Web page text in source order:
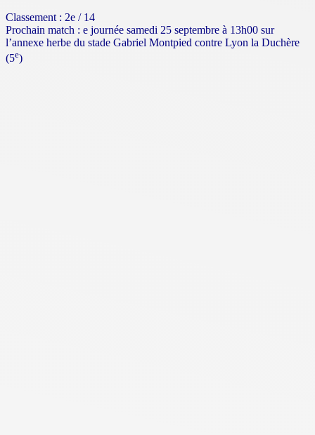
Classement : 2e / 14
Prochain match : e journée samedi 25 septembre à 13h00 sur
l’annexe herbe du stade Gabriel Montpied contre Lyon la Duchère
(5e)